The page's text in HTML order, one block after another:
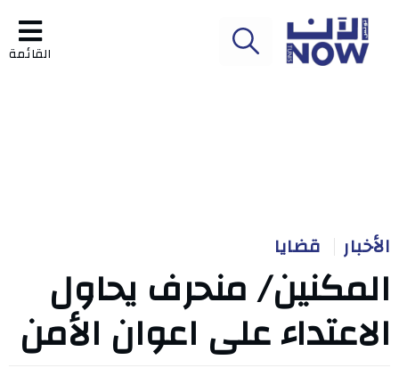
القائمة
الأخبار قضايا
المكنين/ منحرف يحاول
الاعتداء على اعوان الأمن